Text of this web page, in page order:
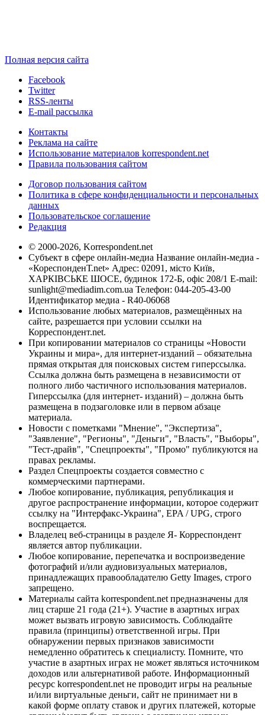
Полная версия сайта
Facebook
Twitter
RSS-ленты
E-mail рассылка
Контакты
Реклама на сайте
Использование материалов korrespondent.net
Правила пользования сайтом
Договор пользования сайтом
Политика в сфере конфиденциальности и персональных
данных
Пользовательское соглашение
Редакция
© 2000-2026, Korrespondent.net
Субъект в сфере онлайн-медиа Название онлайн-медиа -
«КореспонденТ.net» Адрес: 02091, місто Київ,
ХАРКІВСЬКЕ ШОСЕ, будинок 172-Б, офіс 208/1 E-mail:
sunlight@mediadim.com.ua Телефон: 044-205-43-00
Идентификатор медиа - R40-06068
Использование любых материалов, размещённых на
сайте, разрешается при условии ссылки на
Корреспондент.net.
При копировании материалов со страницы «Новости
Украины и мира», для интернет-изданий – обязательна
прямая открытая для поисковых систем гиперссылка.
Ссылка должна быть размещена в независимости от
полного либо частичного использования материалов.
Гиперссылка (для интернет- изданий) – должна быть
размещена в подзаголовке или в первом абзаце
материала.
Новости с пометками "Мнение", "Экспертиза",
"Заявление", "Регионы", "Деньги", "Власть", "Выборы",
"Тест-драйв", "Спецпроекты", "Промо" публикуются на
правах рекламы.
Раздел Спецпроекты создается совместно с
коммерческими партнерами.
Любое копирование, публикация, републикация и
другое распространение информации, которое содержит
ссылку на "Интерфакс-Украина", EPA / UPG, строго
воспрещается.
Владелец веб-страницы в разделе Я- Корреспондент
является автор публикации.
Любое копирование, перепечатка и воспроизведение
фотографий и/или аудиовизуальных материалов,
принадлежащих правообладателю Getty Images, строго
запрещено.
Материалы сайта korrespondent.net предназначены для
лиц старше 21 года (21+). Участие в азартных играх
может вызвать игровую зависимость. Соблюдайте
правила (принципы) ответственной игры. При
обнаружении первых признаков зависимости
немедленно обратитесь к специалисту. Помните, что
участие в азартных играх не может являться источником
доходов или альтернативой работе. Информационный
ресурс korrespondent.net не проводит игры на реальные
и/или виртуальные деньги, сайт не принимает ни в
какой форме оплату ставок и других платежей, которые